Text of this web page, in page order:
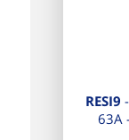
RESI9
63A